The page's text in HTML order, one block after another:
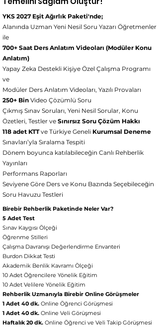
YKS 2027 Eşit Ağırlık Paketi'nde;
Alanında Uzman Yeni Nesil Soru Yazarı Öğretmenler
ile
700+ Saat Ders Anlatım Videoları (Modüler Konu
Anlatım)
Yapay Zeka Destekli Kişiye Özel Çalışma Programı
ve
Modüler Ders Anlatım Videoları, Yazılı Provaları
250+ Bin Video Çözümlü Soru
Çıkmış Sınav Soruları, Yeni Nesil Sorular, Konu
Özetleri, Testler ve Sınırsız Soru Çözüm Hakkı
118 adet KTTve Türkiye Geneli Kurumsal Deneme
Sınavları’yla Sıralama Tespiti
Dönem boyunca katılabileceğin Canlı Rehberlik
Yayınları
Performans Raporları
Seviyene Göre Ders ve Konu Bazında Seçebileceğin
Soru Havuzu Testleri
Birebir Rehberlik Paketinde Neler Var?
5 Adet Test
Sınav Kaygısı Ölçeği
Öğrenme Stilleri
Çalışma Davranışı Değerlendirme Envanteri
Burdon Dikkat Testi
Akademik Benlik Kavramı Ölçeği
10 Adet Öğrencilere Yönelik Eğitim
10 Adet Velilere Yönelik Eğitim
Rehberlik Uzmanıyla Birebir Online Görüşmeler
1 Adet 40 dk. Online Öğrenci Görüşmesi
1 Adet 40 dk. Online Veli Görüşmesi
Haftalık 20 dk. Online Öğrenci ve Veli Takip Görüşmesi